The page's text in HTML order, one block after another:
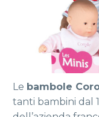
Le bambole
tanti bambini dal